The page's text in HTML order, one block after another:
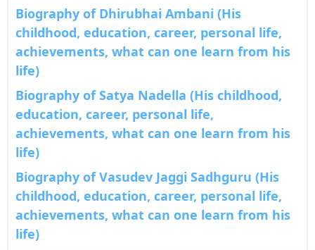
Biography of Dhirubhai Ambani (His
childhood, education, career, personal life,
achievements, what can one learn from his
life)
Biography of Satya Nadella (His childhood,
education, career, personal life,
achievements, what can one learn from his
life)
Biography of Vasudev Jaggi Sadhguru (His
childhood, education, career, personal life,
achievements, what can one learn from his
life)